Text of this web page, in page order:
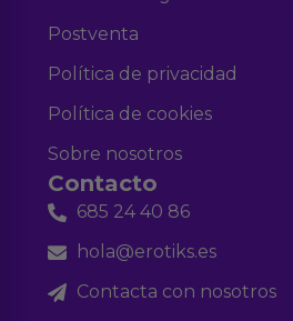
Postventa
Política de privacidad
Política de cookies
Sobre nosotros
Contacto
685 24 40 86
hola@erotiks.es
Contacta con nosotros